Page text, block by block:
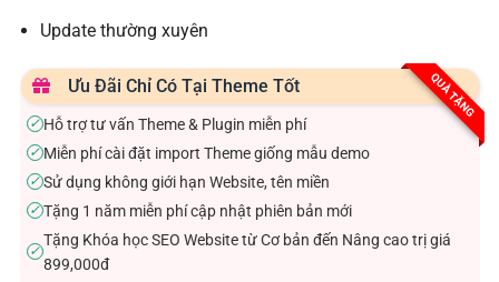
Update thường xuyên
QUÀ TẶNG
Ưu Đãi Chỉ Có Tại Theme Tốt
✓Hỗ trợ tư vấn Theme & Plugin miễn phí
✓Miễn phí cài đặt import Theme giống mẫu demo
✓Sử dụng không giới hạn Website, tên miền
✓Tặng 1 năm miễn phí cập nhật phiên bản mới
✓
Tặng Khóa học SEO Website từ Cơ bản đến Nâng cao trị giá
899,000đ